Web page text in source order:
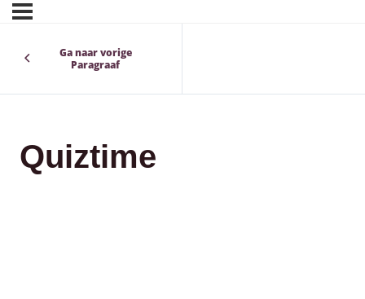
Ga naar vorige
Paragraaf
Quiztime